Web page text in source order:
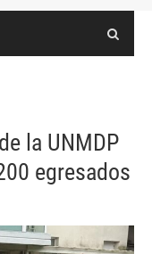
la UNMDP
egresados